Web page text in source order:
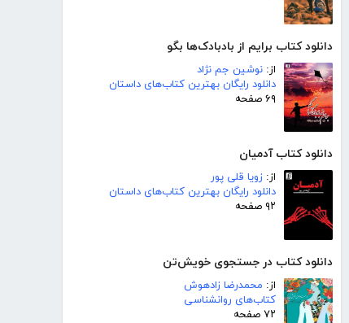
دانلود کتاب برایم از بادبادک‌ها بگو
از: نوشین جم نژاد
دانلود رایگان بهترین کتاب‌های داستان
۶۹ صفحه
دانلود کتاب آدمیان
از: زویا قلی پور
دانلود رایگان بهترین کتاب‌های داستان
۹۲ صفحه
دانلود کتاب در جستجوی خویش‌تن
از: محمدرضا زادهوش
کتاب‌های روانشناسی
۷۲ صفحه